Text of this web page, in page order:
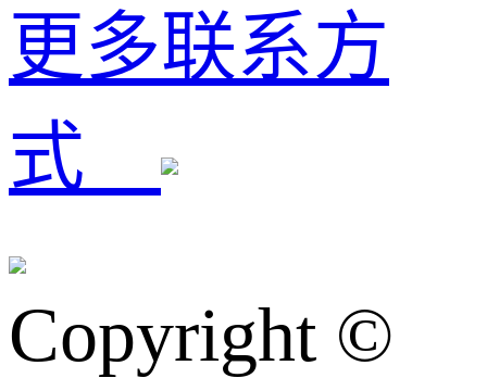
更多联系方
式
Copyright ©️